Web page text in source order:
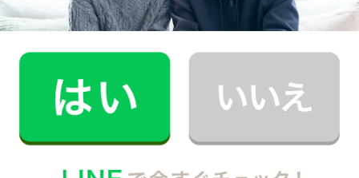
ッチリですし、細かな皮などが剥けても床に落ちること
がなく、ネットの中にたまります。ネットが汚れたら裏
返して小さな皮などを払い、洗濯して干せば再利用も
野菜の保存用に専用のネットなども市販されています
が、洗濯ネットの方がリーズナブルです。また、形状も
様々で筒状になったものや、マチが付いていて底が広く